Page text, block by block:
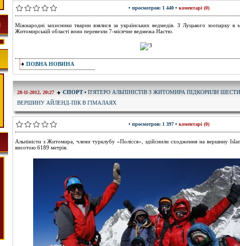
• просмотров: 1 440 • коментарі (0)
Міжнародні захисники тварин взялися за українських ведмедів. З Луцького зоопарку в
Житомирській області вони перевезли 7-місячне ведмежа Настю.
ПОВНА НОВИНА
28-11-2012, 20:27 СПОРТ• П'ЯТЕРО АЛЬПІНІСТІВ З ЖИТОМИРА ПІДКОРИЛИ
ВЕРШИНУ АЙЛЕНД-ПІК В ГІМАЛАЯХ
• просмотров: 1 397 • коментарі (0)
Альпіністи з Житомира, члени турклубу «Полісся», здійснили сходження на вершину
висотою 6189 метрів.